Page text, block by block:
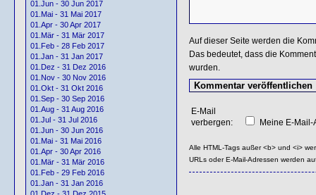
01.Jun - 30 Jun 2017
01.Mai - 31 Mai 2017
01.Apr - 30 Apr 2017
01.Mär - 31 Mär 2017
01.Feb - 28 Feb 2017
01.Jan - 31 Jan 2017
01.Dez - 31 Dez 2016
01.Nov - 30 Nov 2016
01.Okt - 31 Okt 2016
01.Sep - 30 Sep 2016
01.Aug - 31 Aug 2016
01.Jul - 31 Jul 2016
01.Jun - 30 Jun 2016
01.Mai - 31 Mai 2016
01.Apr - 30 Apr 2016
01.Mär - 31 Mär 2016
01.Feb - 29 Feb 2016
01.Jan - 31 Jan 2016
Auf dieser Seite werden die
Das bedeutet, dass die
wurden.
E-Mail
verbergen:
Meine E-
Alle HTML-Tags außer <b> und <i>
URLs oder E-Mail-Adressen werden